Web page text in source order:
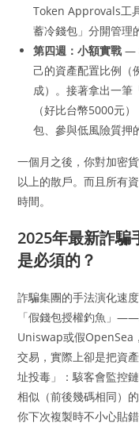
Token Approvals工
蓄冷錢包」分開管理
第四週：小額實戰 —
己的資產配置比例（
成）。接著拿出一筆
（好比台幣5000元
包、參與低風險質押
一個月之後，你對加密
以上的散戶。而且所有
時間。
2025年最新詐騙
是必須的？
詐騙集團的手法演化速
「假錢包授權釣魚」
Uniswap或假OpenSea
交易，實際上卻是把資
址投毒」：駭客會監控
相似（前後幾碼相同）
你下次複製時不小心貼